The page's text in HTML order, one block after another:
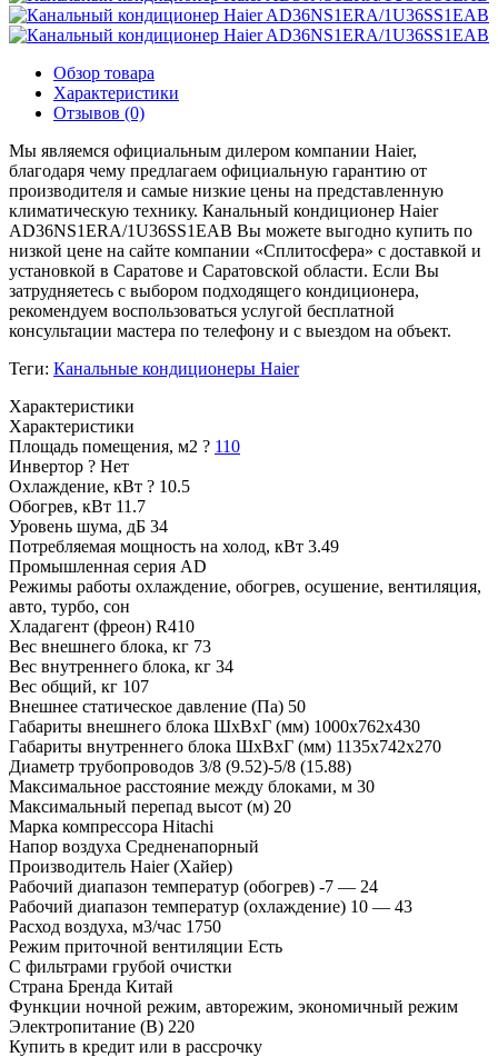
Обзор товара
Характеристики
Отзывов (0)
Мы являемся официальным дилером компании Haier,
благодаря чему предлагаем официальную гарантию от
производителя и самые низкие цены на представленную
климатическую технику. Канальный кондиционер Haier
AD36NS1ERA/1U36SS1EAB Вы можете выгодно купить по
низкой цене на сайте компании «Сплитосфера» с доставкой и
установкой в Саратове и Саратовской области. Если Вы
затрудняетесь с выбором подходящего кондиционера,
рекомендуем воспользоваться услугой бесплатной
консультации мастера по телефону и с выездом на объект.
Теги: Канальные кондиционеры Haier
Характеристики
Характеристики
Площадь помещения, м2 ? 110
Инвертор ? Нет
Охлаждение, кВт ? 10.5
Обогрев, кВт 11.7
Уровень шума, дБ 34
Потребляемая мощность на холод, кВт 3.49
Промышленная серия AD
Режимы работы охлаждение, обогрев, осушение, вентиляция,
авто, турбо, сон
Хладагент (фреон) R410
Вес внешнего блока, кг 73
Вес внутреннего блока, кг 34
Вес общий, кг 107
Внешнее статическое давление (Па) 50
Габариты внешнего блока ШхВхГ (мм) 1000x762x430
Габариты внутреннего блока ШхВхГ (мм) 1135x742x270
Диаметр трубопроводов 3/8 (9.52)-5/8 (15.88)
Максимальное расстояние между блоками, м 30
Максимальный перепад высот (м) 20
Марка компрессора Hitachi
Напор воздуха Средненапорный
Производитель Haier (Хайер)
Рабочий диапазон температур (обогрев) -7 — 24
Рабочий диапазон температур (охлаждение) 10 — 43
Расход воздуха, м3/час 1750
Режим приточной вентиляции Есть
С фильтрами грубой очистки
Страна Бренда Китай
Функции ночной режим, авторежим, экономичный режим
Электропитание (В) 220
Купить в кредит или в рассрочку